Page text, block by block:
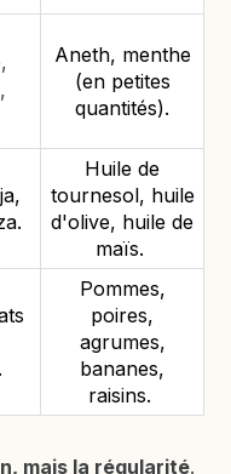
Aneth, menthe
(en petites
quantités).
Huile de
tournesol, huile
d'olive, huile de
maïs.
Pommes,
poires,
agrumes,
bananes,
raisins.
mais la régularité.